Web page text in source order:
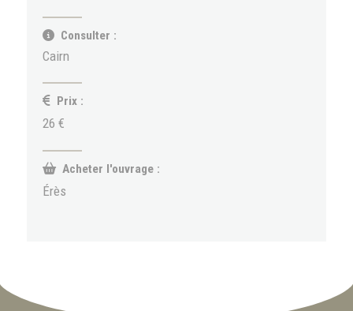
Consulter :
Cairn
Prix :
26 €
Acheter l'ouvrage :
Érès